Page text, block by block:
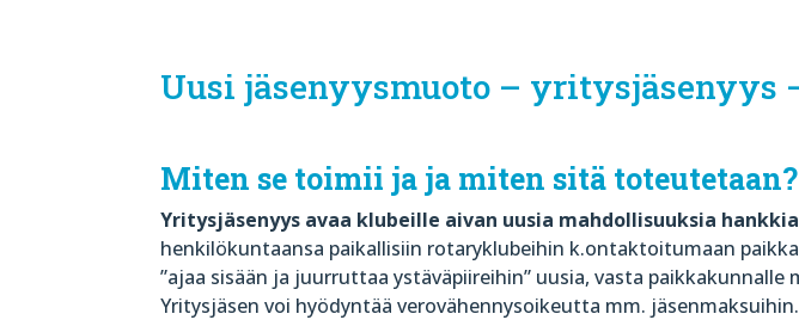
Uusi jäsenyysmuoto –
Miten se toimii ja ja miten sitä toteutetaan?
Yritysjäsenyys avaa klubeille aivan uusia mahdollisuuksia
henkilökuntaansa paikallisiin rotaryklubeihin k.ontaktoitumaan
”ajaa sisään ja juurruttaa ystäväpiireihin” uusia, vasta
Yritysjäsen voi hyödyntää verovähennysoikeutta mm. jäsenmaksuihin.